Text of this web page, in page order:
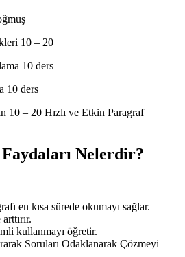
10 – 20
10 ders
10 ders
10 – 20 Hızlı ve Etkin Paragraf
Faydaları Nelerdir?
en kısa sürede okumayı sağlar.
kullanmayı öğretir.
Soruları Odaklanarak Çözmeyi